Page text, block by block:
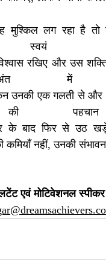
मुश्किल लग रहा है तो
पर
रखिए और उस
केवल
उनकी एक गलती से
के बाद फिर से उठ
कमियाँ नहीं, उनकी
एवं मोटिवेशनल स्पीकर